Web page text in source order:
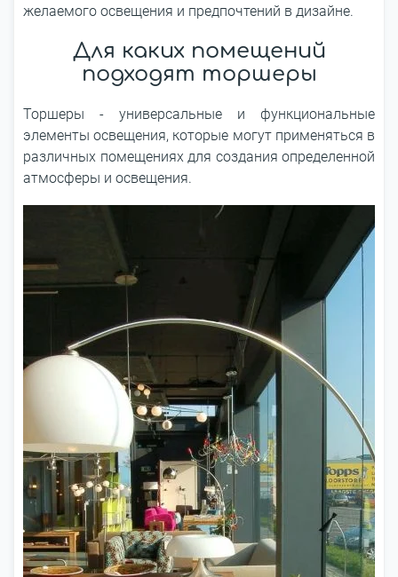
желаемого освещения и предпочтений в дизайне.
Для каких помещений
подходят торшеры
Торшеры - универсальные и функциональные
элементы освещения, которые могут применяться в
различных помещениях для создания определенной
атмосферы и освещения.